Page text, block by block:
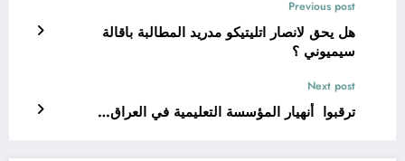
Previous post
هل يحق لانصار اتليتيكو مدريد المطالبة باقالة
سيميوني ؟
Next post
ترقبوا أنهيار المؤسسة التعليمية في العراق…